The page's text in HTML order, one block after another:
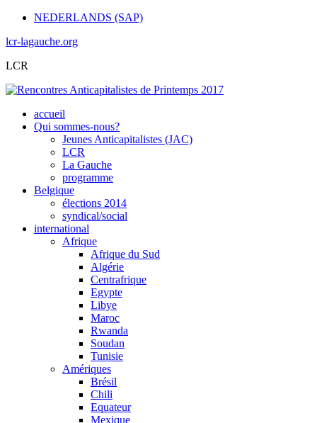
NEDERLANDS (SAP)
lcr-lagauche.org
LCR
accueil
Qui sommes-nous?
Jeunes Anticapitalistes (JAC)
LCR
La Gauche
programme
Belgique
élections 2014
syndical/social
international
Afrique
Afrique du Sud
Algérie
Centrafrique
Egypte
Libye
Maroc
Rwanda
Soudan
Tunisie
Amériques
Brésil
Chili
Equateur
Mexique